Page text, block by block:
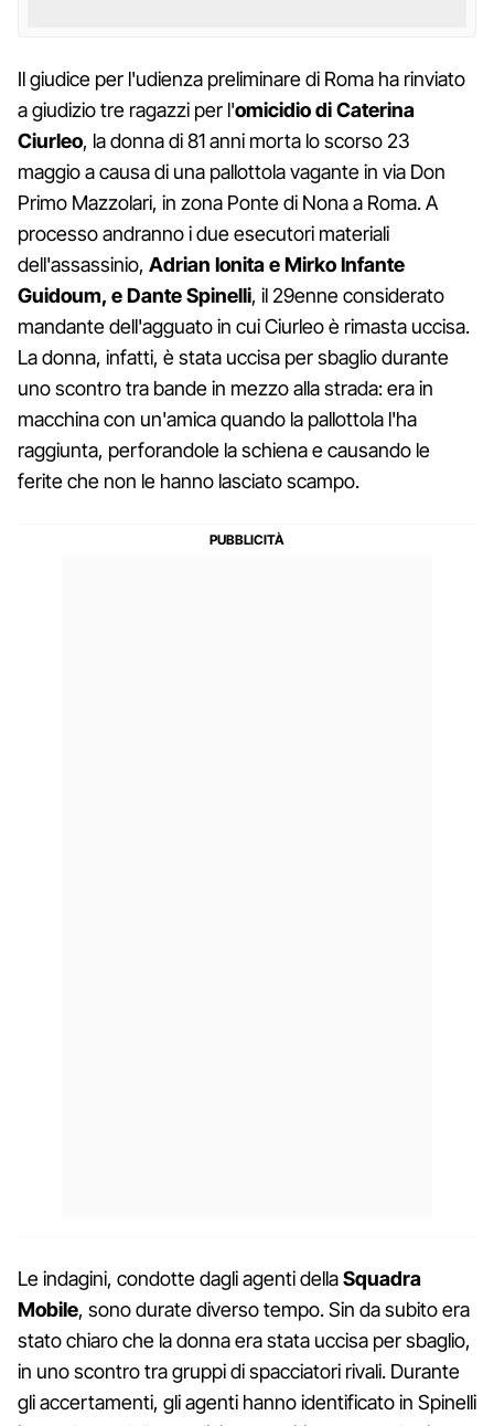
Il giudice per l'udienza preliminare di Roma ha rinviato
a giudizio tre ragazzi per l'omicidio di Caterina
Ciurleo, la donna di 81 anni morta lo scorso 23
maggio a causa di una pallottola vagante in via Don
Primo Mazzolari, in zona Ponte di Nona a Roma. A
processo andranno i due esecutori materiali
dell'assassinio, Adrian Ionita e Mirko Infante
Guidoum, e Dante Spinelli, il 29enne considerato
mandante dell'agguato in cui Ciurleo è rimasta uccisa.
La donna, infatti, è stata uccisa per sbaglio durante
uno scontro tra bande in mezzo alla strada: era in
macchina con un'amica quando la pallottola l'ha
raggiunta, perforandole la schiena e causando le
ferite che non le hanno lasciato scampo.
Le indagini, condotte dagli agenti dellaSquadra
Mobile, sono durate diverso tempo. Sin da subito era
stato chiaro che la donna era stata uccisa per sbaglio,
in uno scontro tra gruppi di spacciatori rivali. Durante
gli accertamenti, gli agenti hanno identificato in Spinelli